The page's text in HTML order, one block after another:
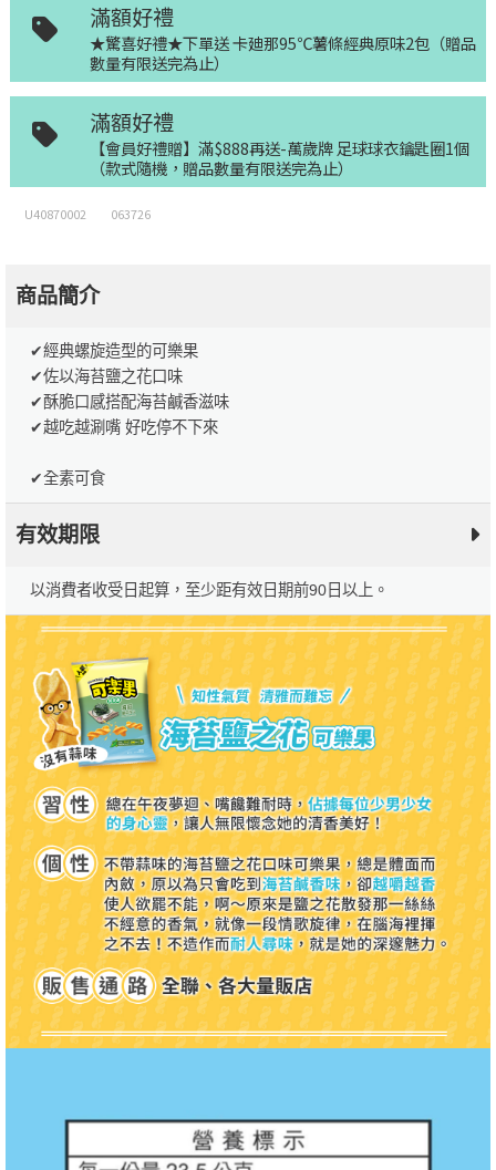
滿額好禮
★驚喜好禮★下單送 卡廸那95℃薯條經典原味2包（贈品
數量有限送完為止）
滿額好禮
【會員好禮贈】滿$888再送-萬歲牌 足球球衣鑰匙圈1個
（款式隨機，贈品數量有限送完為止）
U40870002 063726
商品簡介
✔經典螺旋造型的可樂果
✔佐以海苔鹽之花口味
✔酥脆口感搭配海苔鹹香滋味
✔越吃越涮嘴 好吃停不下來
✔全素可食
有效期限
以消費者收受日起算，至少距有效日期前90日以上。